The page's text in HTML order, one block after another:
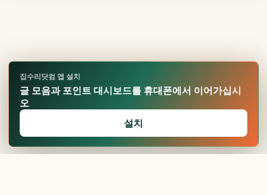
집수리닷컴 앱 설치
글 모음과 포인트 대시보드를 휴대폰에서 이어가십시
오
설치